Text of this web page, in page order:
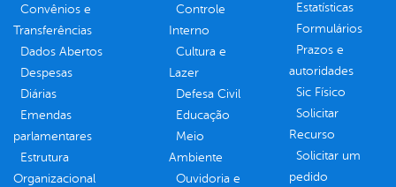
Convênios e
Transferências
Dados Abertos
Despesas
Diárias
Emendas
parlamentares
Estrutura
Organizacional
Controle
Interno
Cultura e
Lazer
Defesa Civil
Educação
Meio
Ambiente
Ouvidoria e
Estatísticas
Formulários
Prazos e
autoridades
Sic Físico
Solicitar
Recurso
Solicitar um
pedido